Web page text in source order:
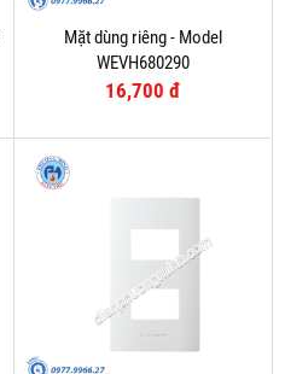
Mặt dùng riêng - Model
WEVH680290
16,700 đ